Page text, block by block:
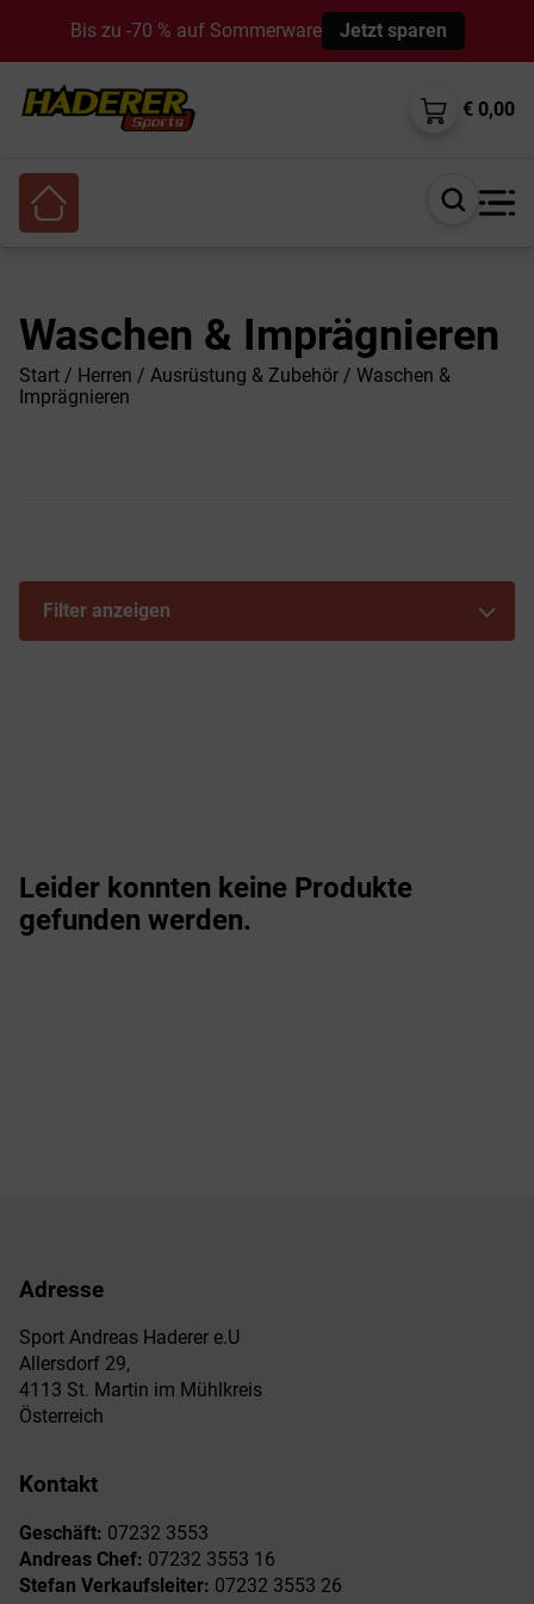
Bis zu -70 % auf Sommerware Jetzt sparen
€ 0,00
Suche
Waschen & Imprägnieren
Start / Herren / Ausrüstung & Zubehör / Waschen &
Imprägnieren
Filter anzeigen
Leider konnten keine Produkte
gefunden werden.
Adresse
Sport Andreas Haderer e.U
Allersdorf 29,
4113 St. Martin im Mühlkreis
Österreich
Kontakt
Geschäft: 07232 3553
Andreas Chef: 07232 3553 16
Stefan Verkaufsleiter: 07232 3553 26